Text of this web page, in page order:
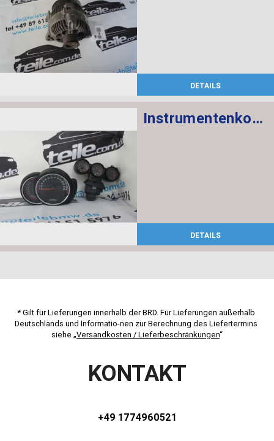
DETAILS
Instrumentenkombination KMH Chrono Paket
DETAILS
* Gilt für Lieferungen innerhalb der BRD. Für Lieferungen außerhalb
Deutschlands und Informatio-nen zur Berechnung des Liefertermins
siehe „Versandkosten / Lieferbeschränkungen“
KONTAKT
+49 1774960521